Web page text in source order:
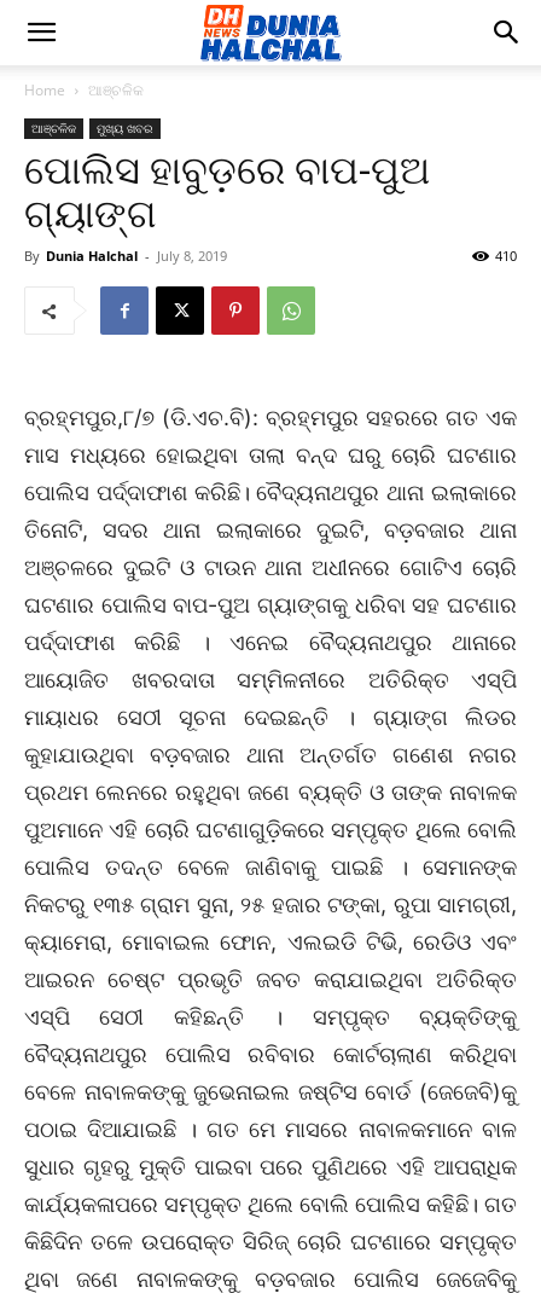
Home ଆଞ୍ଚଳିକ
ଆଞ୍ଚଳିକ ମୁଖ୍ୟ ଖବର
ପୋଲିସ ହାବୁଡ଼ରେ ବାପ-ପୁଅ
ଗ୍ୟାଙ୍ଗ
By Dunia Halchal - July 8, 2019 410
ବ୍ରହ୍ମପୁର,୮/୭ (ଡି.ଏଚ.ବି): ବ୍ରହ୍ମପୁର ସହରରେ ଗତ ଏକ
ମାସ ମଧ୍ୟରେ ହୋଇଥିବା ତାଲା ବନ୍ଦ ଘରୁ ଚୋରି ଘଟଣାର
ପୋଲିସ ପର୍ଦ୍ଦାଫାଶ କରିଛି। ବୈଦ୍ୟନାଥପୁର ଥାନା ଇଲାକାରେ
ତିନୋଟି, ସଦର ଥାନା ଇଲାକାରେ ଦୁଇଟି, ବଡ଼ବଜାର ଥାନା
ଅଞ୍ଚଳରେ ଦୁଇଟି ଓ ଟାଉନ ଥାନା ଅଧୀନରେ ଗୋଟିଏ ଚୋରି
ଘଟଣାର ପୋଲିସ ବାପ-ପୁଅ ଗ୍ୟାଙ୍ଗକୁ ଧରିବା ସହ ଘଟଣାର
ପର୍ଦ୍ଦାଫାଶ କରିଛି । ଏନେଇ ବୈଦ୍ୟନାଥପୁର ଥାନାରେ
ଆୟୋଜିତ ଖବରଦାତା ସମ୍ମିଳନୀରେ ଅତିରିକ୍ତ ଏସ୍‌ପି
ମାୟାଧର ସେଠୀ ସୂଚନା ଦେଇଛନ୍ତି । ଗ୍ୟାଙ୍ଗ ଲିଡର
କୁହାଯାଉଥିବା ବଡ଼ବଜାର ଥାନା ଅନ୍ତର୍ଗତ ଗଣେଶ ନଗର
ପ୍ରଥମ ଲେନରେ ରହୁଥିବା ଜଣେ ବ୍ୟକ୍ତି ଓ ତାଙ୍କ ନାବାଳକ
ପୁଅମାନେ ଏହି ଚୋରି ଘଟଣାଗୁଡ଼ିକରେ ସମ୍ପୃକ୍ତ ଥିଲେ ବୋଲି
ପୋଲିସ ତଦନ୍ତ ବେଳେ ଜାଣିବାକୁ ପାଇଛି । ସେମାନଙ୍କ
ନିକଟରୁ ୧୩୫ ଗ୍ରାମ ସୁନା, ୨୫ ହଜାର ଟଙ୍କା, ରୁପା ସାମଗ୍ରୀ,
କ୍ୟାମେରା, ମୋବାଇଲ ଫୋନ, ଏଲଇଡି ଟିଭି, ରେଡିଓ ଏବଂ
ଆଇରନ ଚେଷ୍ଟ ପ୍ରଭୃତି ଜବତ କରାଯାଇଥିବା ଅତିରିକ୍ତ
ଏସ୍‌ପି ସେଠୀ କହିଛନ୍ତି । ସମ୍ପୃକ୍ତ ବ୍ୟକ୍ତିଙ୍କୁ
ବୈଦ୍ୟନାଥପୁର ପୋଲିସ ରବିବାର କୋର୍ଟଚାଲାଣ କରିଥିବା
ବେଳେ ନାବାଳକଙ୍କୁ ଜୁଭେନାଇଲ ଜଷ୍ଟିସ ବୋର୍ଡ (ଜେଜେବି)କୁ
ପଠାଇ ଦିଆଯାଇଛି । ଗତ ମେ ମାସରେ ନାବାଳକମାନେ ବାଳ
ସୁଧାର ଗୃହରୁ ମୁକ୍ତି ପାଇବା ପରେ ପୁଣିଥରେ ଏହି ଆପରାଧିକ
କାର୍ଯ୍ୟକଳାପରେ ସମ୍ପୃକ୍ତ ଥିଲେ ବୋଲି ପୋଲିସ କହିଛି। ଗତ
କିଛିଦିନ ତଳେ ଉପରୋକ୍ତ ସିରିଜ୍‌ ଚୋରି ଘଟଣାରେ ସମ୍ପୃକ୍ତ
ଥିବା ଜଣେ ନାବାଳକଙ୍କୁ ବଡ଼ବଜାର ପୋଲିସ ଜେଜେବିକୁ